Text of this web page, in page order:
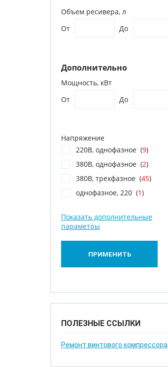
Объем ресивера, л
От
До
Дополнительно
Мощность, кВт
От
До
Напряжение
220В, однофазное (9)
380В, однофазное (2)
380В, трехфазное (45)
однофазное, 220 (1)
Показать дополнительные
параметры
ПОЛЕЗНЫЕ ССЫЛКИ
Ремонт винтового компрессора